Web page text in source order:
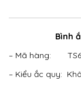
Bình
– Mã hàng:
– Kiểu ắc quy: